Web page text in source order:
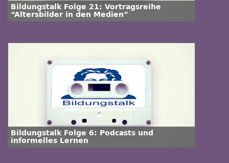
Bildungstalk Folge 21: Vortragsreihe
“Altersbilder in den Medien”
Bildungstalk Folge 6: Podcasts und
informelles Lernen